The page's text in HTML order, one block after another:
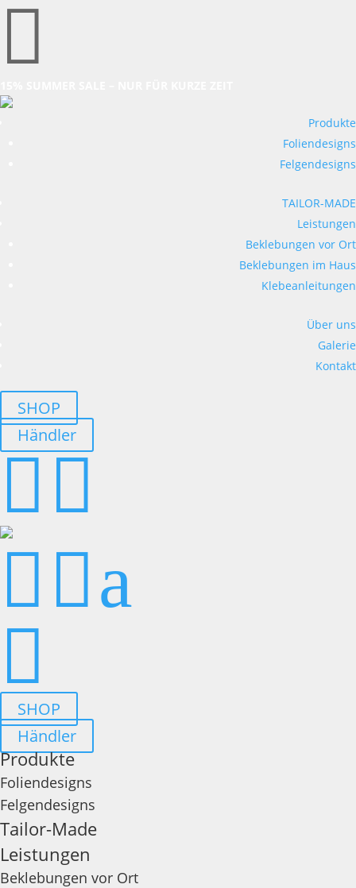

Produkte
Foliendesigns
Felgendesigns
TAILOR-MADE
Leistungen
Beklebungen vor Ort
Beklebungen im Haus
Klebeanleitungen
Über uns
Galerie
Kontakt
SHOP
Händler
 
 a

SHOP
Händler
Produkte
Foliendesigns
Felgendesigns
Tailor-Made
Leistungen
Beklebungen vor Ort